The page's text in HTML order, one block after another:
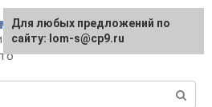
для мужика
оружия, правила
Для любых предложений по
сайту: lom-s@cp9.ru